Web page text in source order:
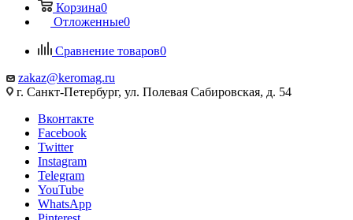
Корзина0
Отложенные0
Сравнение товаров0
zakaz@keromag.ru
г. Санкт-Петербург, ул. Полевая Сабировская, д. 54
Вконтакте
Facebook
Twitter
Instagram
Telegram
YouTube
WhatsApp